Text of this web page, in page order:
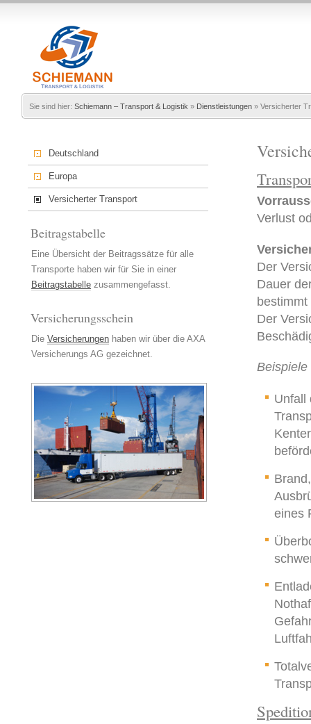
Sie sind hier: Schiemann – Transport & Logistik » Dienstleistungen » Versicherter
Deutschland
Europa
Versicherter Transport
Beitragstabelle
Eine Übersicht der Beitragssätze für alle
Transporte haben wir für Sie in einer
Beitragstabelle zusammengefasst.
Versicherungsschein
Die Versicherungen haben wir über die AXA
Versicherungs AG gezeichnet.
Verlust
Der
Dauer
bestimmt
Der
Unfall
eines